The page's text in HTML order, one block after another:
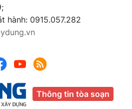
hành: 0915.057.282
Thông tin tòa soạn